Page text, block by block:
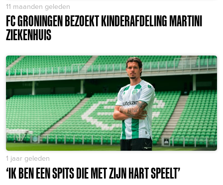
11 maanden geleden
FC GRONINGEN BEZOEKT KINDERAFDELING MARTINI
ZIEKENHUIS
1 jaar geleden
‘IK BEN EEN SPITS DIE MET ZIJN HART SPEELT’